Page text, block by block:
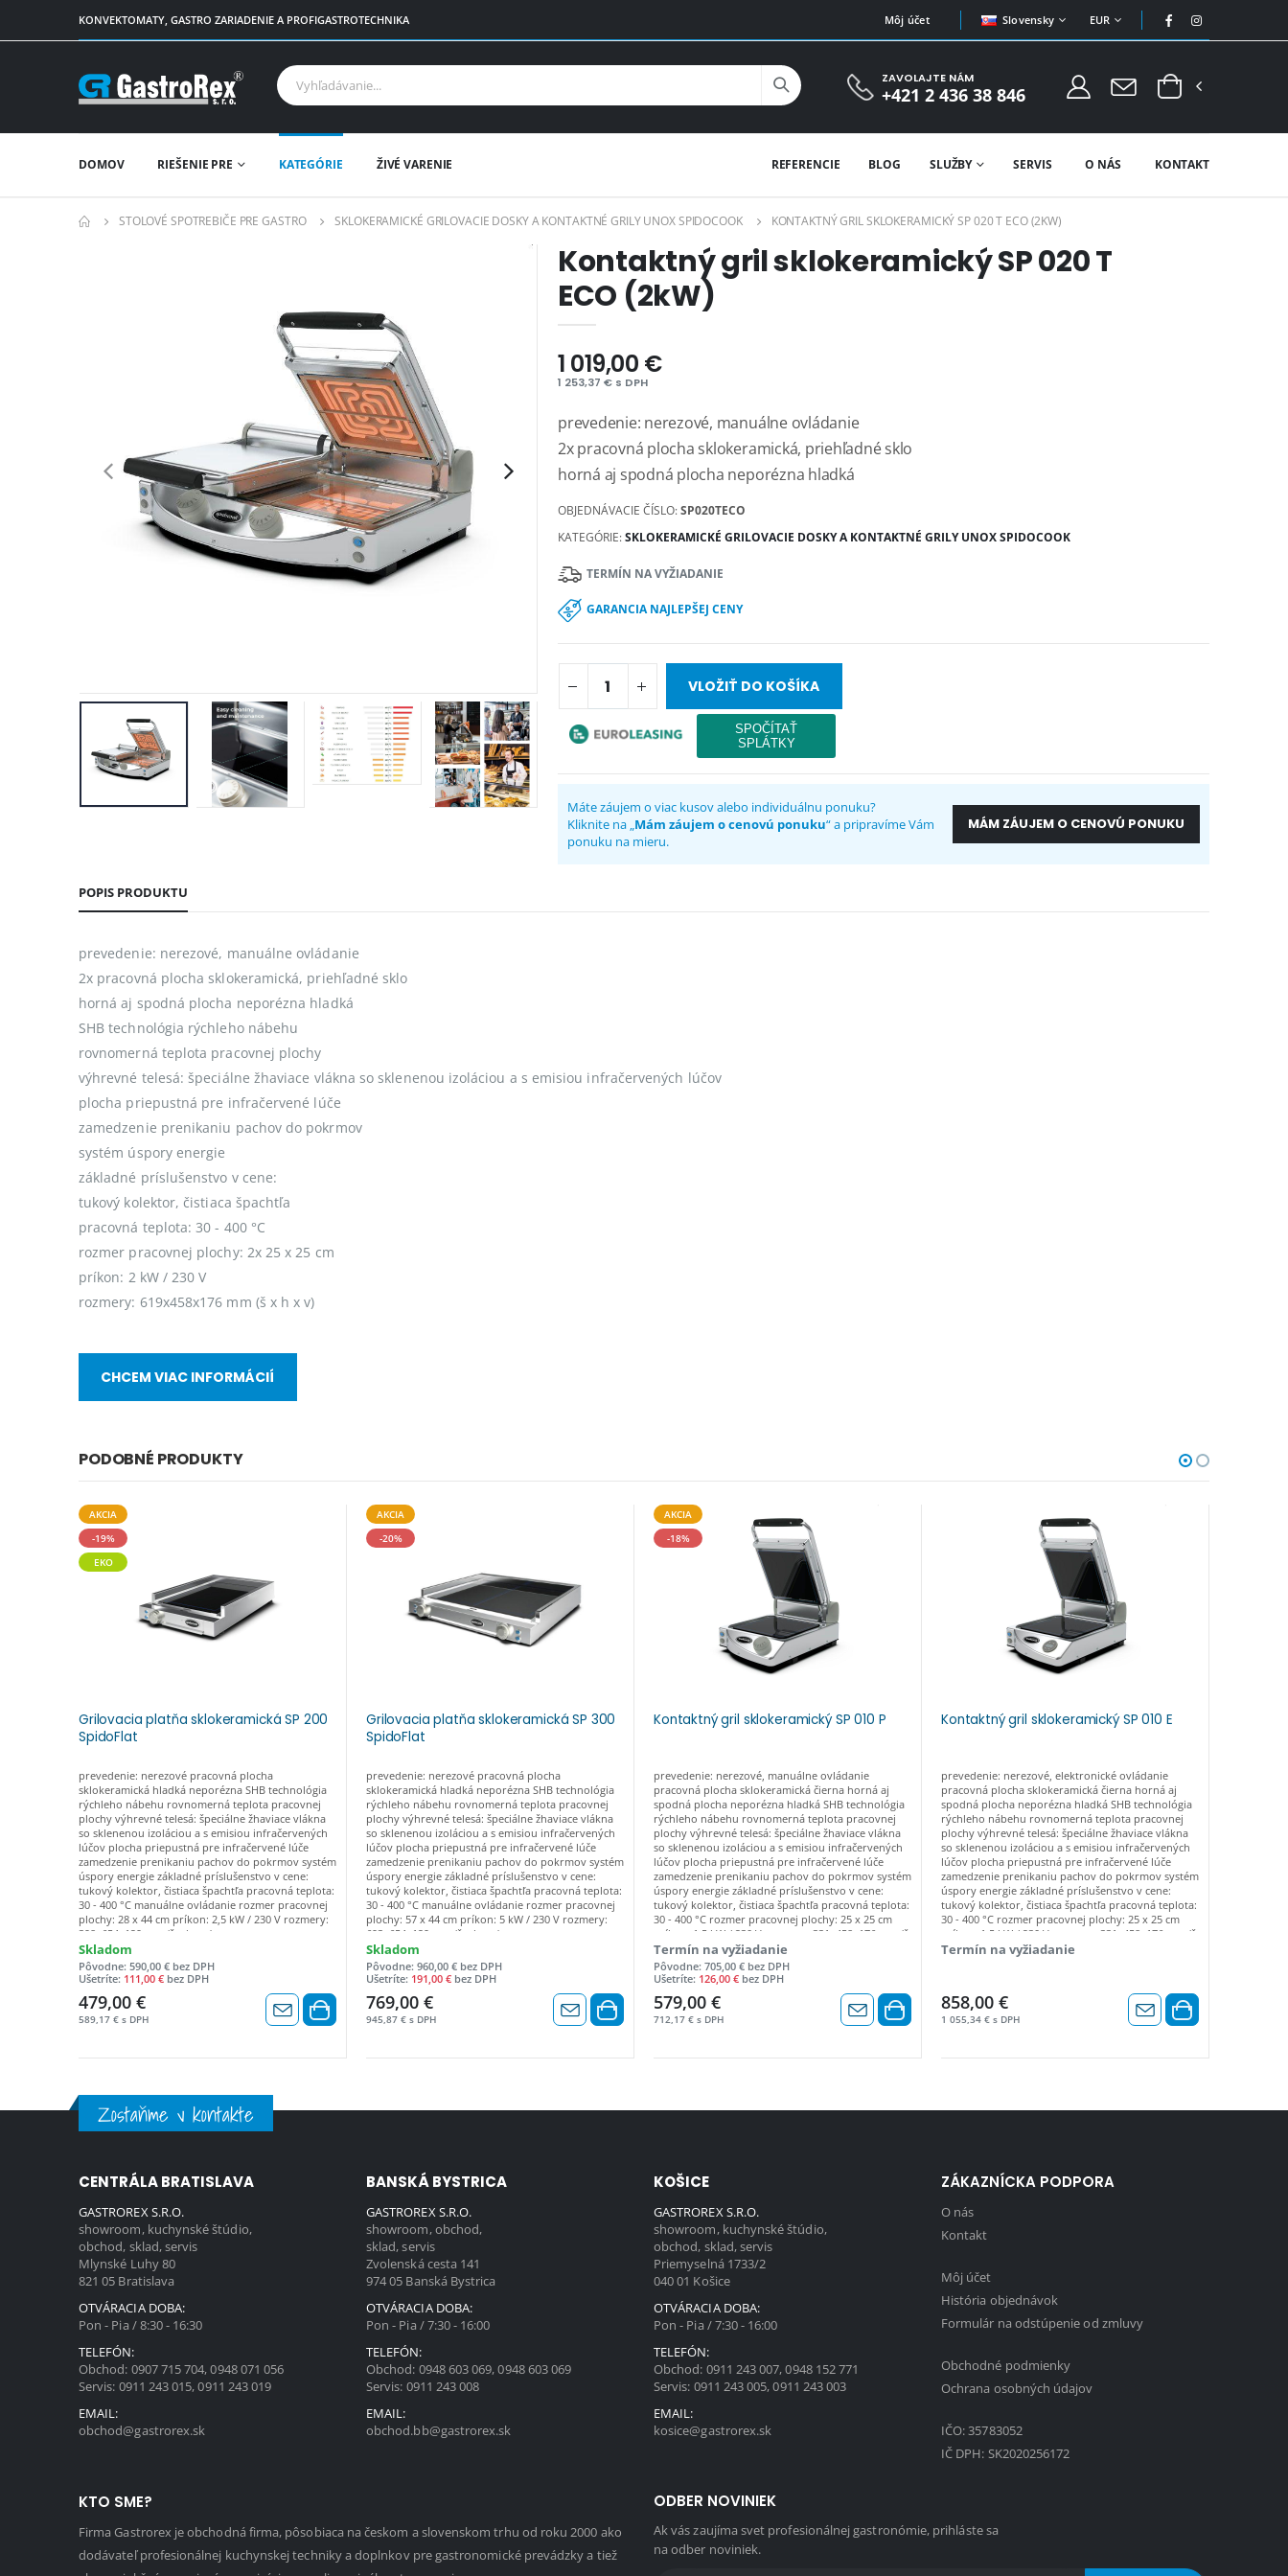
KONVEKTOMATY, GASTRO ZARIADENIE A PROFIGASTROTECHNIKA Môj účet Slovensky EUR
ZAVOLAJTE NÁM
+421 2 436 38 846
DOMOV RIEŠENIE PRE KATEGÓRIE ŽIVÉ VARENIE KONTAKT
O NÁS
SERVIS
SLUŽBY
BLOG
REFERENCIE
STOLOVÉ SPOTREBIČE PRE GASTRO SKLOKERAMICKÉ GRILOVACIE DOSKY A KONTAKTNÉ GRILY UNOX SPIDOCOOK KONTAKTNÝ GRIL SKLOKERAMICKÝ SP 020 T ECO (2KW)
Kontaktný gril sklokeramický SP 020 T
ECO (2kW)
1 019,00 €
1 253,37 € s DPH
prevedenie: nerezové, manuálne ovládanie
2x pracovná plocha sklokeramická, priehľadné sklo
horná aj spodná plocha neporézna hladká
OBJEDNÁVACIE ČÍSLO:SP020TECO
KATEGÓRIE:SKLOKERAMICKÉ GRILOVACIE DOSKY A KONTAKTNÉ GRILY UNOX SPIDOCOOK
TERMÍN NA VYŽIADANIE
GARANCIA NAJLEPŠEJ CENY
VLOŽIŤ DO KOŠÍKA
Máte záujem o viac kusov alebo individuálnu ponuku?
Kliknite na „Mám záujem o cenovú ponuku“ a pripravíme Vám
ponuku na mieru.
MÁM ZÁUJEM O CENOVÚ PONUKU
POPIS PRODUKTU
prevedenie: nerezové, manuálne ovládanie
2x pracovná plocha sklokeramická, priehľadné sklo
horná aj spodná plocha neporézna hladká
SHB technológia rýchleho nábehu
rovnomerná teplota pracovnej plochy
výhrevné telesá: špeciálne žhaviace vlákna so sklenenou izoláciou a s emisiou infračervených lúčov
plocha priepustná pre infračervené lúče
zamedzenie prenikaniu pachov do pokrmov
systém úspory energie
základné príslušenstvo v cene:
tukový kolektor, čistiaca špachtľa
pracovná teplota: 30 - 400 °C
rozmer pracovnej plochy: 2x 25 x 25 cm
príkon: 2 kW / 230 V
rozmery: 619x458x176 mm (š x h x v)
CHCEM VIAC INFORMÁCIÍ
PODOBNÉ PRODUKTY
AKCIA
-19%
EKO
Grilovacia platňa sklokeramická SP 200
SpidoFlat
prevedenie: nerezové pracovná plocha
sklokeramická hladká neporézna SHB technológia
rýchleho nábehu rovnomerná teplota pracovnej
plochy výhrevné telesá: špeciálne žhaviace vlákna
so sklenenou izoláciou a s emisiou infračervených
lúčov plocha priepustná pre infračervené lúče
zamedzenie prenikaniu pachov do pokrmov systém
úspory energie základné príslušenstvo v cene:
tukový kolektor, čistiaca špachtľa pracovná teplota:
30 - 400 °C manuálne ovládanie rozmer pracovnej
plochy: 28 x 44 cm príkon: 2,5 kW / 230 V rozmery:
398x654x129 mm (š x h x v)
Skladom
Pôvodne: 590,00 € bez DPH
Ušetríte: 111,00 € bez DPH
479,00 €
589,17 € s DPH
AKCIA
-20%
Grilovacia platňa sklokeramická SP 300
SpidoFlat
prevedenie: nerezové pracovná plocha
sklokeramická hladká neporézna SHB technológia
rýchleho nábehu rovnomerná teplota pracovnej
plochy výhrevné telesá: špeciálne žhaviace vlákna
so sklenenou izoláciou a s emisiou infračervených
lúčov plocha priepustná pre infračervené lúče
zamedzenie prenikaniu pachov do pokrmov systém
úspory energie základné príslušenstvo v cene:
tukový kolektor, čistiaca špachtľa pracovná teplota:
30 - 400 °C manuálne ovládanie rozmer pracovnej
plochy: 57 x 44 cm príkon: 5 kW / 230 V rozmery:
693x654x129 mm (š x h x v)
Skladom
Pôvodne: 960,00 € bez DPH
Ušetríte: 191,00 € bez DPH
769,00 €
945,87 € s DPH
AKCIA
-18%
Kontaktný gril sklokeramický SP 010 P
prevedenie: nerezové, manuálne ovládanie
pracovná plocha sklokeramická čierna horná aj
spodná plocha neporézna hladká SHB technológia
rýchleho nábehu rovnomerná teplota pracovnej
plochy výhrevné telesá: špeciálne žhaviace vlákna
so sklenenou izoláciou a s emisiou infračervených
lúčov plocha priepustná pre infračervené lúče
zamedzenie prenikaniu pachov do pokrmov systém
úspory energie základné príslušenstvo v cene:
tukový kolektor, čistiaca špachtľa pracovná teplota:
30 - 400 °C rozmer pracovnej plochy: 25 x 25 cm
príkon: 1,5 kW / 230 V rozmery: 331x458x176 mm (š
x h x v)
Termín na vyžiadanie
Pôvodne: 705,00 € bez DPH
Ušetríte: 126,00 € bez DPH
579,00 €
712,17 € s DPH
Kontaktný gril sklokeramický SP 010 E
prevedenie: nerezové, elektronické ovládanie
pracovná plocha sklokeramická čierna horná aj
spodná plocha neporézna hladká SHB technológia
rýchleho nábehu rovnomerná teplota pracovnej
plochy výhrevné telesá: špeciálne žhaviace vlákna
so sklenenou izoláciou a s emisiou infračervených
lúčov plocha priepustná pre infračervené lúče
zamedzenie prenikaniu pachov do pokrmov systém
úspory energie základné príslušenstvo v cene:
tukový kolektor, čistiaca špachtľa pracovná teplota:
30 - 400 °C rozmer pracovnej plochy: 25 x 25 cm
príkon: 1,5 kW / 230 V rozmery: 331x458x176 mm (š
x h x v)
Termín na vyžiadanie
858,00 €
1 055,34 € s DPH
Zostaňme v kontakte
CENTRÁLA BRATISLAVA
GASTROREX S.R.O.
showroom, kuchynské štúdio,
obchod, sklad, servis
Mlynské Luhy 80
821 05 Bratislava
OTVÁRACIA DOBA:
Pon - Pia / 8:30 - 16:30
TELEFÓN:
Obchod: 0907 715 704,0948 071 056
Servis: 0911 243 015,0911 243 019
EMAIL:
obchod@gastrorex.sk
BANSKÁ BYSTRICA
GASTROREX S.R.O.
showroom, obchod,
sklad, servis
Zvolenská cesta 141
974 05 Banská Bystrica
OTVÁRACIA DOBA:
Pon - Pia / 7:30 - 16:00
TELEFÓN:
Obchod: 0948 603 069,0948 603 069
Servis: 0911 243 008
EMAIL:
obchod.bb@gastrorex.sk
KOŠICE
GASTROREX S.R.O.
showroom, kuchynské štúdio,
obchod, sklad, servis
Priemyselná 1733/2
040 01 Košice
OTVÁRACIA DOBA:
Pon - Pia / 7:30 - 16:00
TELEFÓN:
Obchod: 0911 243 007,0948 152 771
Servis: 0911 243 005,0911 243 003
EMAIL:
kosice@gastrorex.sk
ZÁKAZNÍCKA PODPORA
O nás
Kontakt
Môj účet
História objednávok
Formulár na odstúpenie od zmluvy
Obchodné podmienky
Ochrana osobných údajov
IČO: 35783052
IČ DPH: SK2020256172
KTO SME?
Firma Gastrorex je obchodná firma, pôsobiaca na českom a slovenskom trhu od roku 2000 ako
dodávateľ profesionálnej kuchynskej techniky a doplnkov pre gastronomické prevádzky a tiež
ODBER NOVINIEK
Ak vás zaujíma svet profesionálnej gastronómie, prihláste sa
na odber noviniek.